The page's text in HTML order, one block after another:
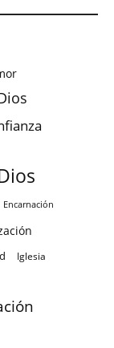
Encarnación
Iglesia